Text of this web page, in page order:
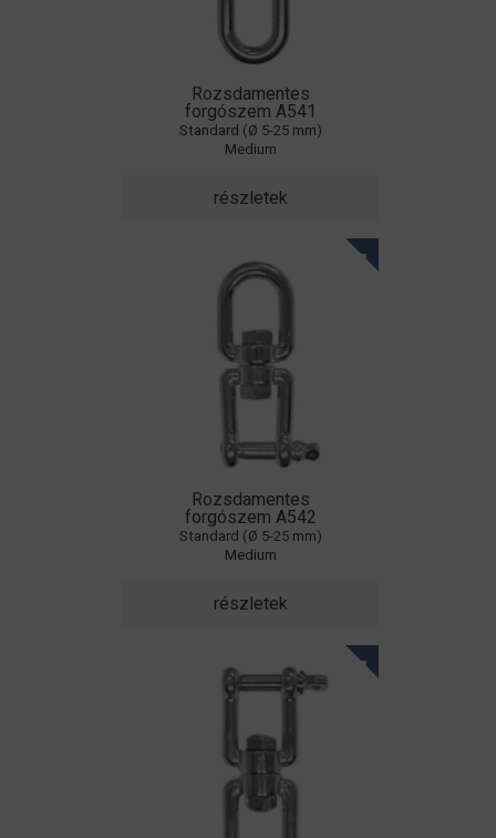
Rozsdamentes
forgószem A541
Standard (Ø 5-25 mm)
Medium
részletek
Rozsdamentes
forgószem A542
Standard (Ø 5-25 mm)
Medium
részletek